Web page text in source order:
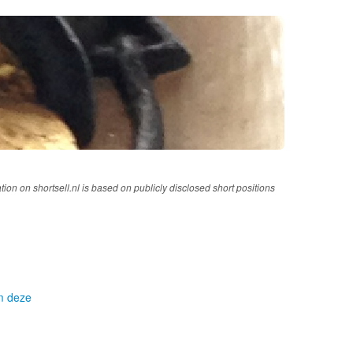
on shortsell.nl is based on publicly disclosed short positions
deze